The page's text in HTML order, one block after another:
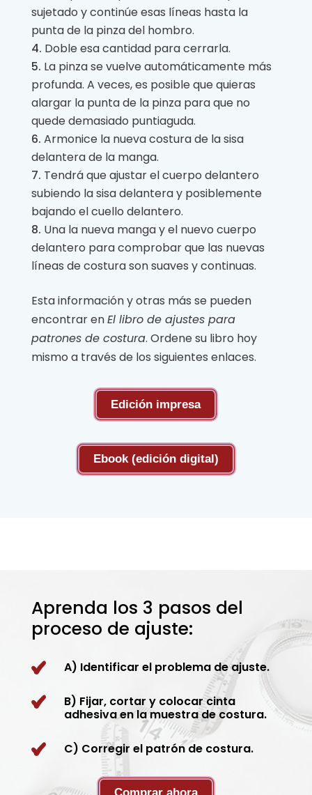
sujetado y continúe esas líneas hasta la
punta de la pinza del hombro.
Doble esa cantidad para cerrarla.
La pinza se vuelve automáticamente más
profunda. A veces, es posible que quieras
alargar la punta de la pinza para que no
quede demasiado puntiaguda.
Armonice la nueva costura de la sisa
delantera de la manga.
Tendrá que ajustar el cuerpo delantero
subiendo la sisa delantera y posiblemente
bajando el cuello delantero.
Una la nueva manga y el nuevo cuerpo
delantero para comprobar que las nuevas
líneas de costura son suaves y continuas.
Esta información y otras más se pueden
encontrar enEl libro de ajustes para
patrones de costura. Ordene su libro hoy
mismo a través de los siguientes enlaces.
Edición impresa
Ebook (edición digital)
Aprenda los 3 pasos del
proceso de ajuste:
A) Identificar el problema de ajuste.
B) Fijar, cortar y colocar cinta
adhesiva en la muestra de costura.
C) Corregir el patrón de costura.